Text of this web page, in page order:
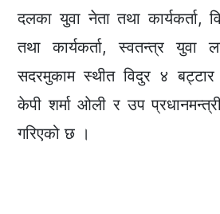
दलका युवा नेता तथा कार्यकर्ता,
तथा कार्यकर्ता, स्वतन्त्र युवा
सदरमुकाम स्थीत विदुर ४ बट्टार
केपी शर्मा ओली र उप
गरिएको छ ।